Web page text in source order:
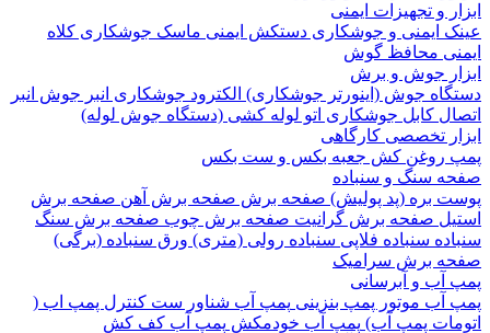
و تجهیزات ایمنی
ایمنی و جوشکاریدستکش ایمنی ماسک جوشکاریکلاه
محافظ گوش
جوش و برش
جوش (اینورتر جوشکاری)الکترود جوشکاریانبر جوشانبر
کابل جوشکاریاتو لوله کشی (دستگاه جوش لوله)
تخصصی کارگاهی
روغن کش جعبه بکس و ست بکس
سنگ و سنباده
بره (پد پولیش)صفحه برش‌ صفحه برش‌ آهن صفحه برش‌
صفحه برش‌ گرانیت صفحه برش چوب صفحه برش‌ سنگ
سنباده فلاپیسنباده رولی (متری)ورق سنباده (برگی)
برش‌ سرامیک
و آبرسانی
آبموتور پمپ بنزینیپمپ آب شناورست کنترل پمپ اب (
پمپ آب)پمپ آب خودمکشپمپ آب کف کش